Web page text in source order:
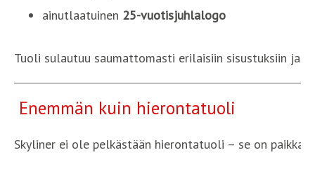
ainutlaatuinen 25-vuotisjuhlalogo
Tuoli sulautuu saumattomasti erilaisiin sisustuksiin ja
Enemmän kuin hierontatuoli
Skyliner ei ole pelkästään hierontatuoli – se on paikka,